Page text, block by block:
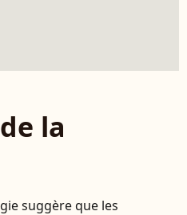
la
suggère que les